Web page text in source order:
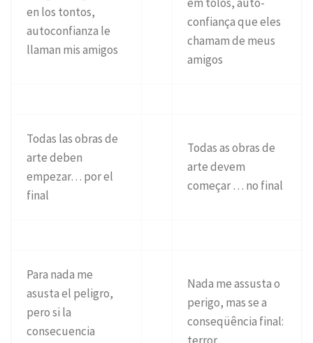
en los tontos,
autoconfianza le
llaman mis amigos
confiança que eles
chamam de meus
amigos
Todas las obras de
arte deben
empezar… por el
final
Todas as obras de
arte devem
começar … no final
Para nada me
asusta el peligro,
pero si la
consecuencia
Nada me assusta o
perigo, mas se a
conseqüência final: